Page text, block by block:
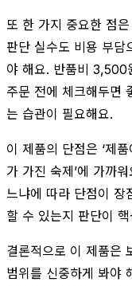
또 한 가지 중요한 점
판단 실수도 비용 부담
야 해요. 반품비 3,500
주문 전에 체크해두면
는 습관이 필요해요.
이 제품의 단점은 ‘제
가 가진 숙제’에 가까
느냐에 따라 단점이 장
할 수 있는지 판단이
결론적으로 이 제품은
범위를 신중하게 봐야